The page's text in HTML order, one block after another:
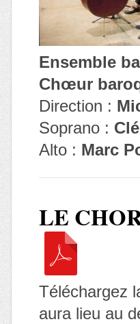
Ensemble
Chœur
Direction :
Soprano :
Alto : Marc
LE
Téléchargez
aura lieu au